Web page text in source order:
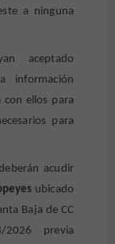
a ninguna
aceptado
información
con ellos para
para
acudir
ubicado
Baja de CC
2026 previa